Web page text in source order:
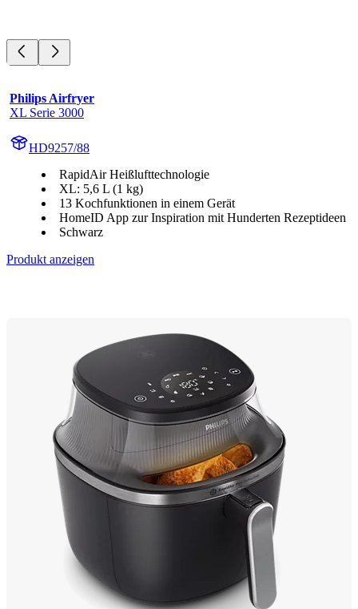
Philips Airfryer
XL Serie 3000
HD9257/88
RapidAir Heißlufttechnologie
XL: 5,6 L (1 kg)
13 Kochfunktionen in einem Gerät
HomeID App zur Inspiration mit Hunderten Rezeptideen
Schwarz
Produkt anzeigen